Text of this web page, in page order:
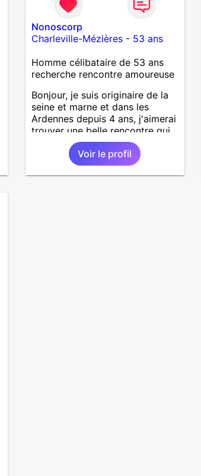
Nonoscorp
Charleville-Mézières- 53 ans
Homme célibataire de 53 ans
recherche rencontre amoureuse
Bonjour, je suis originaire de la
seine et marne et dans les
Ardennes depuis 4 ans, j'aimerai
trouver une belle rencontre qui
me ferai découvrir cette belle
région sur mon temps libre, je
recherche quelqu'un de simple
et sincère, une bonne complicité
Voir le profil